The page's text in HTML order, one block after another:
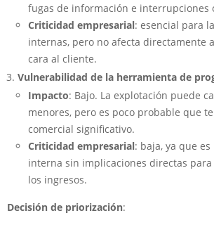
fugas de información e interrupciones
Criticidad empresarial: esencial para
internas, pero no afecta directamente
cara al cliente.
Vulnerabilidad de la herramienta de
Impacto: Bajo. La explotación puede
menores, pero es poco probable que
comercial significativo.
Criticidad empresarial: baja, ya que
interna sin implicaciones directas
los ingresos.
Decisión de priorización: